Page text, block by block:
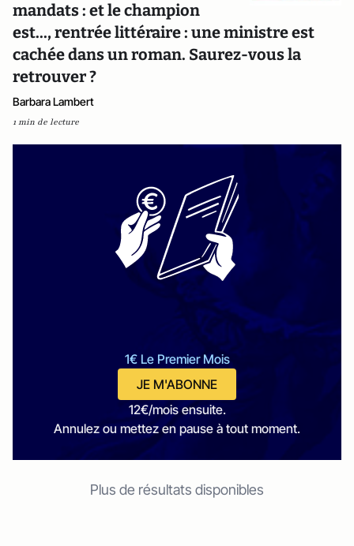
mandats : et le champion
est..., rentrée littéraire : une ministre est
cachée dans un roman. Saurez-vous la
retrouver ?
Barbara Lambert
1 min de lecture
1€ Le Premier Mois
JE M'ABONNE
12€/mois ensuite.
Annulez ou mettez en pause à tout moment.
Plus de résultats disponibles